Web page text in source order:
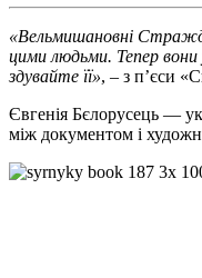
«Вельмишановні
цими людьми. Тепер вони
здувайте її», – з п’єси
Євгенія Бєлорусець —
між документом і